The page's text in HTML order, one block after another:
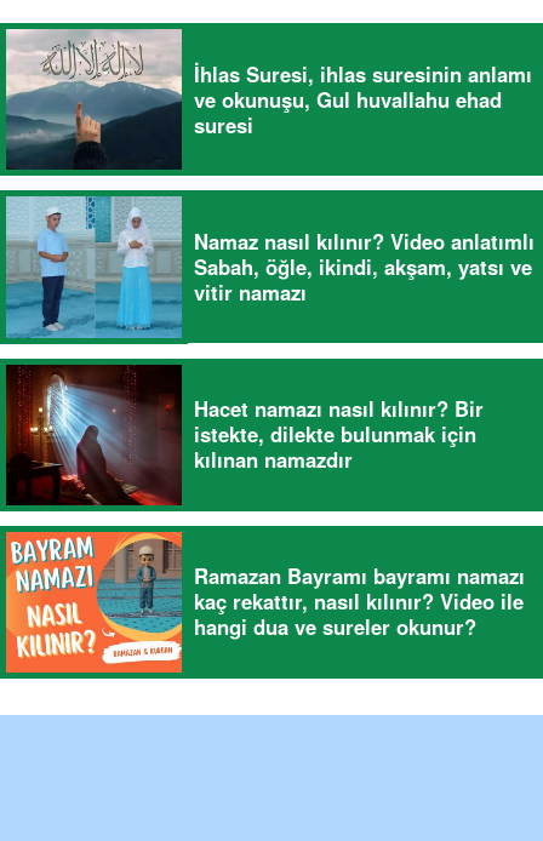
İhlas Suresi, ihlas suresinin anlamı
ve okunuşu, Gul huvallahu ehad
suresi
Namaz nasıl kılınır? Video anlatımlı
Sabah, öğle, ikindi, akşam, yatsı ve
vitir namazı
Hacet namazı nasıl kılınır? Bir
istekte, dilekte bulunmak için
kılınan namazdır
Ramazan Bayramı bayramı namazı
kaç rekattır, nasıl kılınır? Video ile
hangi dua ve sureler okunur?